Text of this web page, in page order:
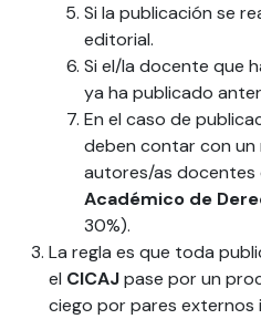
Si la publicación se
editorial.
Si el/la docente que
ya ha publicado
En el caso de
deben contar con un
autores/as docentes
Académico de
30%).
La regla es que toda
el CICAJpase por un
ciego por pares externos